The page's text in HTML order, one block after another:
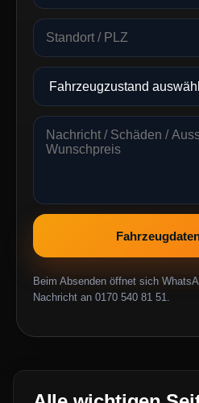
Beim Absenden öffnet sich
Nachricht an 0170 540 81 51.